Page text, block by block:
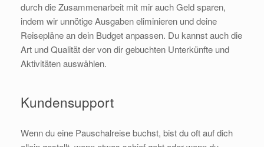
durch die Zusammenarbeit mit mir auch Geld sparen,
indem wir unnötige Ausgaben eliminieren und deine
Reisepläne an dein Budget anpassen. Du kannst auch die
Art und Qualität der von dir gebuchten Unterkünfte und
Aktivitäten auswählen.
Kundensupport
Wenn du eine Pauschalreise buchst, bist du oft auf dich